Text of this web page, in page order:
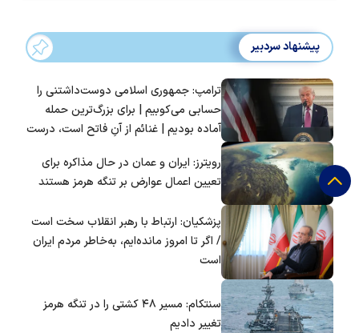
پیشنهاد سردبیر
ترامپ: جمهوری اسلامی دوست‌داشتنی را
حسابی می‌کوبیم | برای بزرگ‌ترین حمله
آماده بودیم | غنائم از آنِ فاتح است، درست
رویترز: ایران و عمان در حال مذاکره برای
تعیین اعمال عوارض بر تنگه هرمز هستند
پزشکیان: ارتباط با رهبر انقلاب سخت است
/ اگر تا امروز مانده‌ایم، به‌خاطر مردم ایران
است
سنتکام: مسیر ۴۸ کشتی را در تنگه هرمز
تغییر دادیم